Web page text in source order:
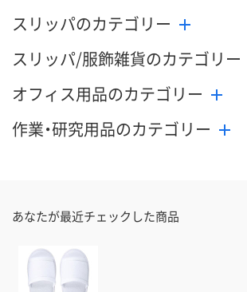
スリッパのカテゴリー
スリッパ/服飾雑貨のカテゴリー
オフィス用品のカテゴリー
作業・研究用品のカテゴリー
あなたが最近チェックした商品